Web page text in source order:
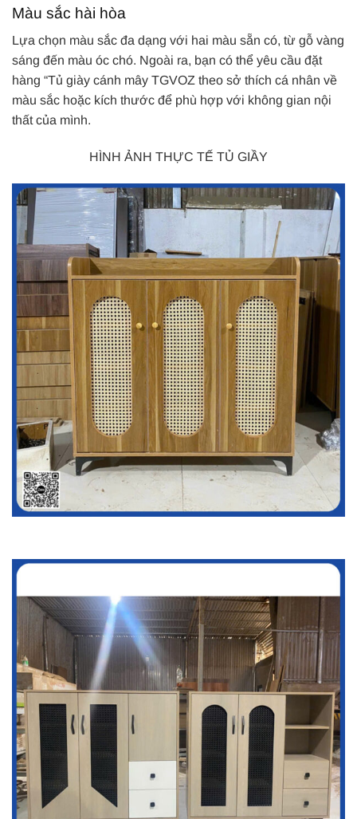
Màu sắc hài hòa
Lựa chọn màu sắc đa dạng với hai màu sẵn có, từ gỗ vàng
sáng đến màu óc chó. Ngoài ra, bạn có thể yêu cầu đặt
hàng “Tủ giày cánh mây TGVOZ theo sở thích cá nhân về
màu sắc hoặc kích thước để phù hợp với không gian nội
thất của mình.
HÌNH ẢNH THỰC TẾ TỦ GIẦY